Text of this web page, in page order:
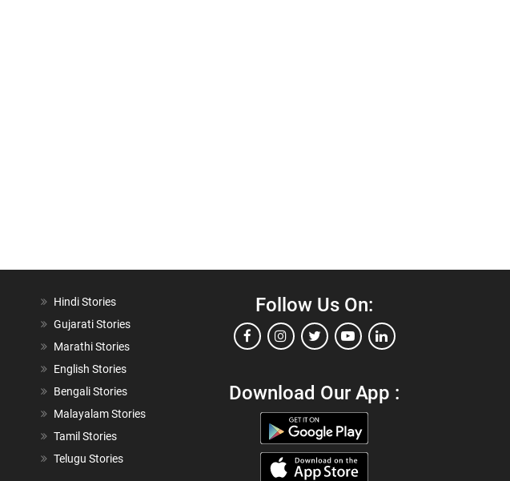
Hindi Stories
Gujarati Stories
Marathi Stories
English Stories
Bengali Stories
Malayalam Stories
Tamil Stories
Telugu Stories
Follow Us On:
Download Our App :